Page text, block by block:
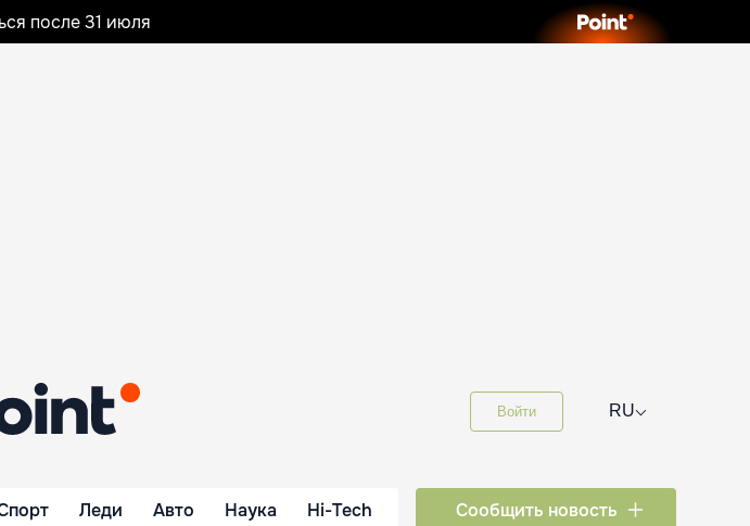
после 31 июля
Войти RU⌵
Леди Авто Наука Hi-Tech Сообщить новость